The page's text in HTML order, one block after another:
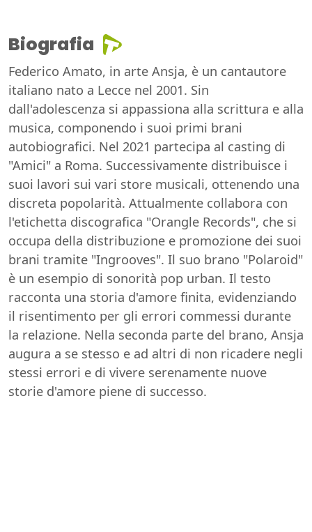
Biografia
Federico Amato, in arte Ansja, è un cantautore
italiano nato a Lecce nel 2001. Sin
dall'adolescenza si appassiona alla scrittura e alla
musica, componendo i suoi primi brani
autobiografici. Nel 2021 partecipa al casting di
"Amici" a Roma. Successivamente distribuisce i
suoi lavori sui vari store musicali, ottenendo una
discreta popolarità. Attualmente collabora con
l'etichetta discografica "Orangle Records", che si
occupa della distribuzione e promozione dei suoi
brani tramite "Ingrooves". Il suo brano "Polaroid"
è un esempio di sonorità pop urban. Il testo
racconta una storia d'amore finita, evidenziando
il risentimento per gli errori commessi durante
la relazione. Nella seconda parte del brano, Ansja
augura a se stesso e ad altri di non ricadere negli
stessi errori e di vivere serenamente nuove
storie d'amore piene di successo.